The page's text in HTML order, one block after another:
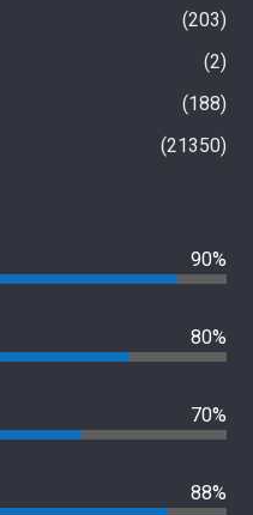
203
2
188
21350
90%
80%
70%
88%